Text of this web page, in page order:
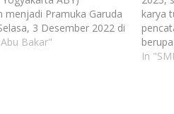
menjadi Pramuka Garuda
3 Desember 2022 di
Ambar
Bakar"
karya
In